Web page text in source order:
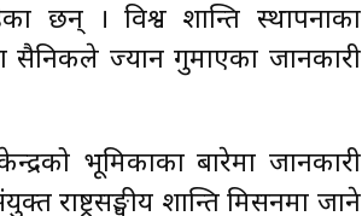
छन् । विश्व शान्ति स्थापनाका
सैनिकले ज्यान गुमाएका जानकारी
भूमिकाका बारेमा जानकारी
राष्ट्रसङ्घीय शान्ति मिसनमा जाने